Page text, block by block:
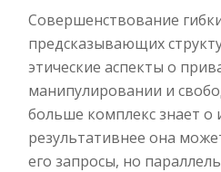
Совершенствование
предсказывающих
этические аспекты о
манипулировании и
больше комплекс знает о
результативнее она
его запросы, но